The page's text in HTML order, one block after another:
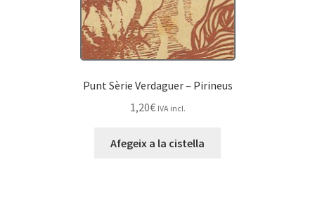
Punt Sèrie Verdaguer – Pirineus
1,20€ IVA incl.
Afegeix a la cistella